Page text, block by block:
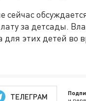
сейчас
за детсады.
этих детей во
ТЕЛЕГРАМ